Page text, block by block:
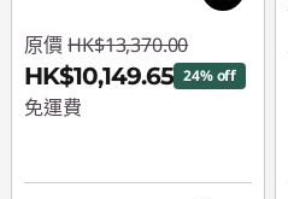
原價 HK$13,370.00
HK$10,149.65 24% off
免運費